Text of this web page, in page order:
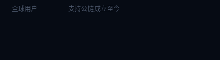
全球用户 支持公链成立至今